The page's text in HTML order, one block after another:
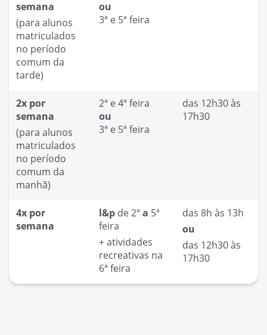
semana
(para alunos
matriculados
no período
comum da
tarde)
ou
3ª e 5ª feira
2x por
semana
(para alunos
matriculados
no período
comum da
manhã)
2ª e 4ª feira
ou
3ª e 5ª feira
das 12h30 às
17h30
4x por
semana
l&p de 2ªa 5ª
feira
+atividades
recreativas na
6ª feira
das 8h às 13h
ou
das 12h30 às
17h30